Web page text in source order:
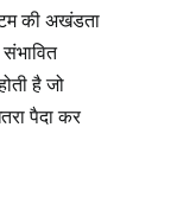
की अखंडता
है जो
पैदा कर